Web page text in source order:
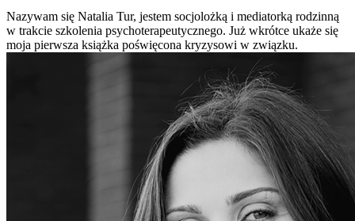
Nazywam się Natalia Tur, jestem socjolożką i mediatorką rodzinną
w trakcie szkolenia psychoterapeutycznego. Już wkrótce ukaże się
moja pierwsza książka poświęcona kryzysowi w związku.